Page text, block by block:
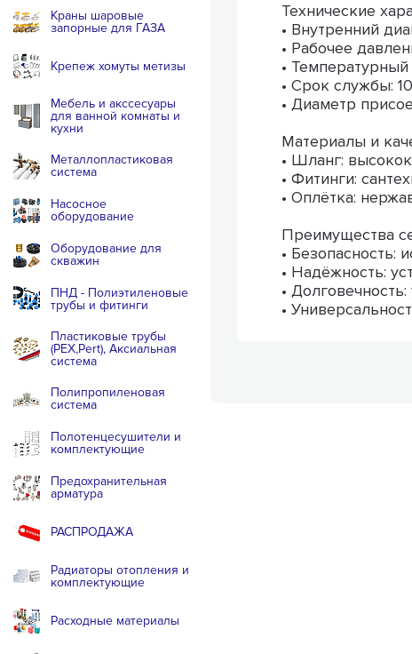
Краны шаровые
запорные для ГАЗА
Крепеж хомуты метизы
Мебель и акссесуары
для ванной комнаты и
кухни
Металлопластиковая
система
Насосное
оборудование
Оборудование для
скважин
ПНД - Полиэтиленовые
трубы и фитинги
Пластиковые трубы
(PEX,Pert), Аксиальная
система
Полипропиленовая
система
Полотенцесушители и
комплектующие
Предохранительная
арматура
РАСПРОДАЖА
Радиаторы отопления и
комплектующие
Расходные материалы
Технические
• Внутренний
• Рабочее
• Температурный
• Срок службы:
• Диаметр
Материалы и
• Шланг:
• Фитинги:
• Оплётка:
Преимущества
• Безопасность:
• Надёжность:
•
•